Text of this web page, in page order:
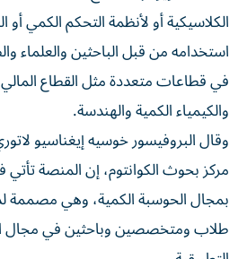
الكلاسيكية أو لأنظمة التحكم الكمي أو
استخدامه من قبل الباحثين
في قطاعات متعددة مثل القطاع
والكيمياء الكمية والهندسة.
وقال البروفيسور خوسيه إيغناسيو
مركز بحوث الكوانتوم، إن المنصة تأتي
بمجال الحوسبة الكمية، وهي
طلاب ومتخصصين وباحثين في مجال